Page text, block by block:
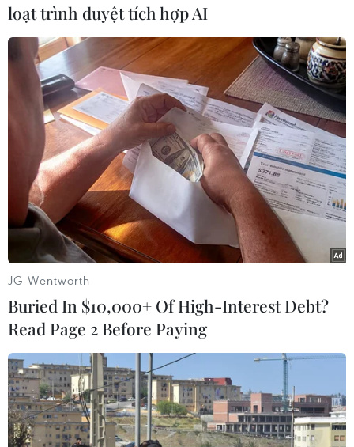
tài nguyên nghèo nàn và nền kinh tế kiệt quệ,
mà còn tạo điều kiện để các đường dây buôn
ma túy ở Nam Mỹ biến quốc gia này thành
trung tâm ma túy lớn của khu vực Tây Phi./.
(TTXVN/Vietnam+)
#Guinea-Bissau #HDI
#Bầu cử tổng thống
#Bỏ phiếu
#Cử tri #Lãnh đạo
#Nghèo đói
loạt trình duyệt tích hợp AI
JG Wentworth
Buried In $10,000+ Of High-Interest Debt?
Read Page 2 Before Paying